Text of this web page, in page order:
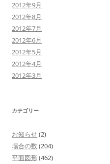
2012年9月
2012年8月
2012年7月
2012年6月
2012年5月
2012年4月
2012年3月
カテゴリー
お知らせ(2)
場合の数 (204)
平面図形(462)